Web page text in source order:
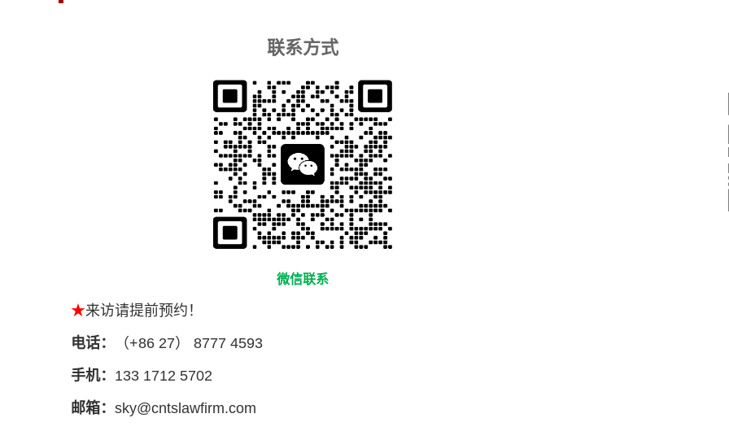
联系方式
微信联系
★来访请提前预约！
电话：
（+86 27） 8777 4593
手机： 133 1712 5702
邮箱： sky@cntslawfirm.com